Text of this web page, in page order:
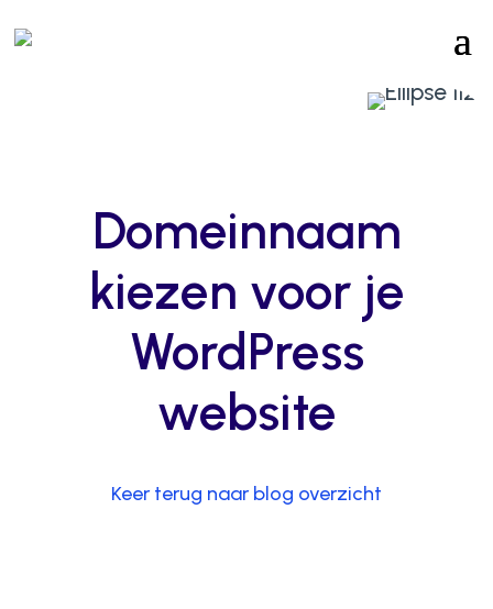
Domeinnaam
kiezen voor je
WordPress
website
Keer terug naar blog overzicht